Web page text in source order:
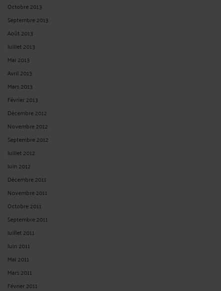
Octobre 2013
Septembre 2013
Août 2013
Juillet 2013
Mai 2013
Avril 2013
Mars 2013
Février 2013
Décembre 2012
Novembre 2012
Septembre 2012
Juillet 2012
Juin 2012
Décembre 2011
Novembre 2011
Octobre 2011
Septembre 2011
Juillet 2011
Juin 2011
Mai 2011
Mars 2011
Février 2011